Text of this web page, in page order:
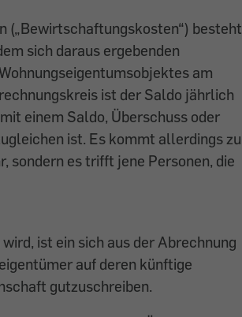
(„Bewirtschaftungskosten“) besteht
sich daraus ergebenden
am
ist der Saldo jährlich
einem Saldo, Überschuss oder
ist. Es kommt allerdings zu
sondern es trifft jene Personen, die
ist ein sich aus der Abrechnung
auf deren künftige
gutzuschreiben.